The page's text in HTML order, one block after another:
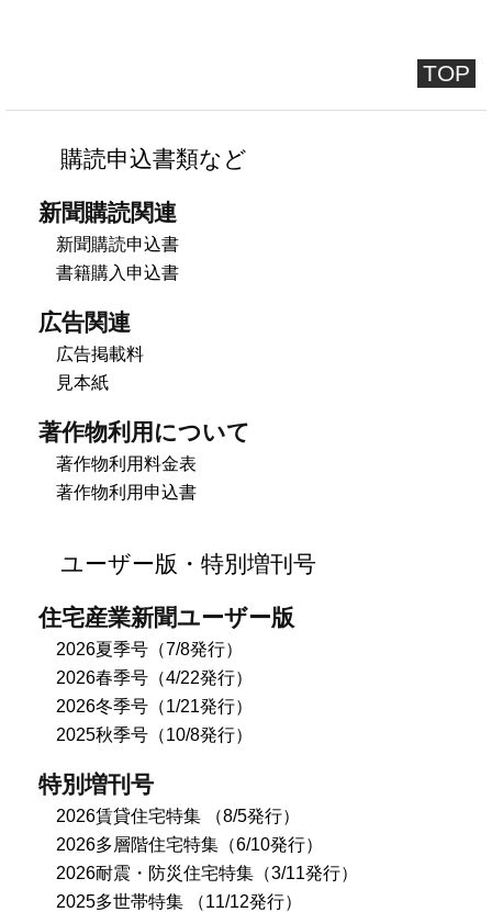
TOP
購読申込書類など
新聞購読関連
新聞購読申込書
書籍購入申込書
広告関連
広告掲載料
見本紙
著作物利用について
著作物利用料金表
著作物利用申込書
ユーザー版・特別増刊号
住宅産業新聞ユーザー版
2026夏季号（7/8発行）
2026春季号（4/22発行）
2026冬季号（1/21発行）
2025秋季号（10/8発行）
特別増刊号
2026賃貸住宅特集 （8/5発行）
2026多層階住宅特集（6/10発行）
2026耐震・防災住宅特集（3/11発行）
2025多世帯特集 （11/12発行）